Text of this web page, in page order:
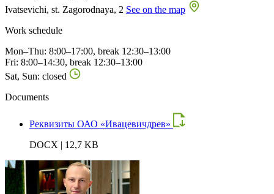
Ivatsevichi, st. Zagorodnaya, 2 See on the map
Work schedule
Mon–Thu: 8:00–17:00, break 12:30–13:00
Fri: 8:00–14:30, break 12:30–13:00
Sat, Sun: closed
Documents
Реквизиты ОАО «Ивацевичдрев»
DOCX | 12,7 KB